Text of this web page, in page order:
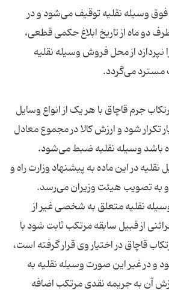
موارد فوق وسیله نقلیه توقیف می‌شود و در
دو ماه از تاریخ ابلاغ حکمی قطعی،
از محل فروش وسیله نقلیه
ارتکاب جرم قاچاق با هر یک از انواع وسایل
تکرار شود و ارزش کالا در مجموع معادل
نقلیه در این ماده به پیشنهاد وزارت راه و
که وسیله نقلیه متعلق به شخصی غیر از
از قبیل سابقه مرتکب ثابت شود با
قاچاق در اختیار وی قرار گرفته است،
در غیر این صورت وسیله نقلیه به
آن به جریمه نقدی مرتکب اضافه